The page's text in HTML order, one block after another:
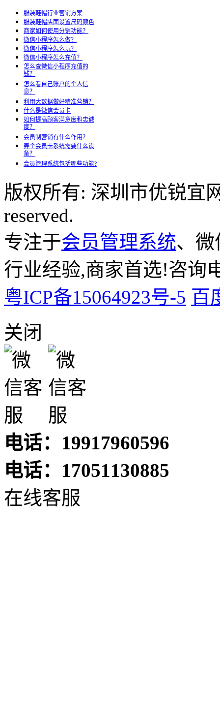
服装鞋帽行业营销方案
服装鞋帽店面设置尺码颜色
商家如何使用分销功能？
微信小程序怎么做？
微信小程序怎么玩？
微信小程序怎么充值？
怎么查微信小程序充值的
钱？
怎么看自己账户的个人信
息？
利用大数据做好精准营销？
什么是微信会员卡
如何提高顾客满意度和忠诚
度？
会员制营销有什么作用？
弄个会员卡系统需要什么设
备？
会员管理系统包括哪些功能?
版权所有: 深圳市优锐宜
reserved.
专注于会员管理系统、
行业经验,商家首选!咨询
粤ICP备15064923号-5 百
关闭
电话：19917960596
电话：17051130885
在线客服